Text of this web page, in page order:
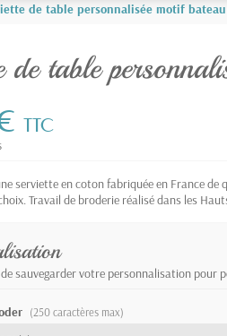
de table personnalisée motif bateau
de table
TTC
serviette en coton fabriquée en France
Travail de broderie réalisé dans les
sauvegarder votre personnalisation pour
(250 caractères max)